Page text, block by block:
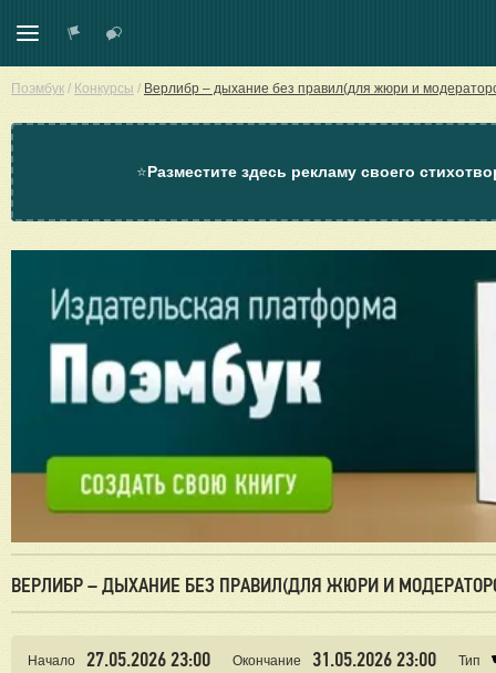
Поэмбук / Конкурсы / Верлибр – дыхание без правил(для жюри и
⭐Разместите здесь рекламу своего
ВЕРЛИБР – ДЫХАНИЕ БЕЗ ПРАВИЛ(ДЛЯ ЖЮРИ И
Начало 27.05.2026 23:00 Окончание 31.05.2026 23:00 Тип